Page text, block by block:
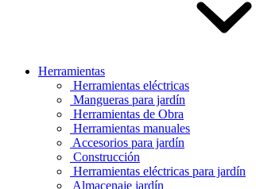
Herramientas
Herramientas eléctricas
Mangueras para jardín
Herramientas de Obra
Herramientas manuales
Accesorios para jardín
Construcción
Herramientas eléctricas para jardín
Almacenaje jardín